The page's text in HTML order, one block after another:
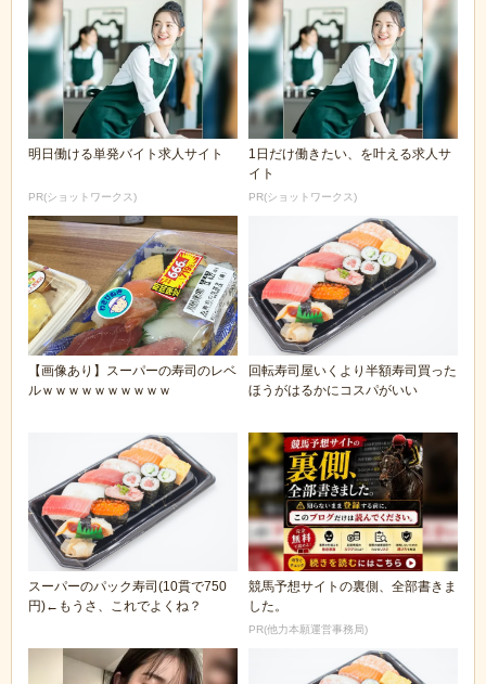
明日働ける単発バイト求人サイト
PR(ショットワークス)
1日だけ働きたい、を叶える求人サ
イト
PR(ショットワークス)
【画像あり】スーパーの寿司のレベ
ルｗｗｗｗｗｗｗｗｗｗ
回転寿司屋いくより半額寿司買った
ほうがはるかにコスパがいい
スーパーのパック寿司(10貫で750
円)←もうさ、これでよくね？
競馬予想サイトの裏側、全部書きま
した。
PR(他力本願運営事務局)